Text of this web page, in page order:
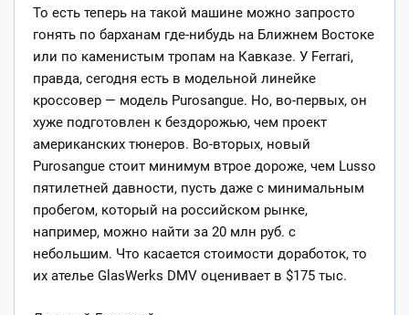
То есть теперь на такой машине можно запросто
гонять по барханам где-нибудь на Ближнем Востоке
или по каменистым тропам на Кавказе. У Ferrari,
правда, сегодня есть в модельной линейке
кроссовер — модель Purosangue. Но, во-первых, он
хуже подготовлен к бездорожью, чем проект
американских тюнеров. Во-вторых, новый
Purosangue стоит минимум втрое дороже, чем Lusso
пятилетней давности, пусть даже с минимальным
пробегом, который на российском рынке,
например, можно найти за 20 млн руб. с
небольшим. Что касается стоимости доработок, то
их ателье GlasWerks DMV оценивает в $175 тыс.